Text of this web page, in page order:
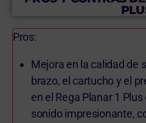
Pros:
Mejora en la calidad de
brazo, el cartucho y el
en el Rega Planar 1
sonido impresionante,